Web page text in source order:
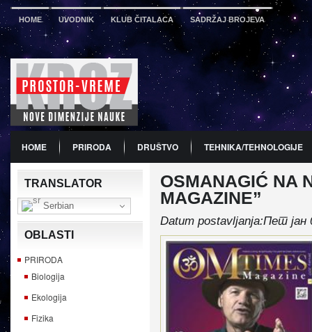
HOME UVODNIK KLUB ČITALACA SADRŽAJ BROJEVA
HOME PRIRODA DRUŠTVO TEHNIKA/TEHNOLOGIJE
PDF BROJ 12 PREDSTAVLJANJE KNJIGA PROMO
TRANSLATOR
Serbian
OBLASTI
PRIRODA
Biologija
Ekologija
Fizika
OSMANAGIĆ NA
MAGAZINE”
Datum postavljanja:Пет јан